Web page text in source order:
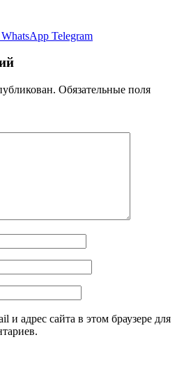
WhatsApp Telegram
Обязательные поля
и адрес сайта в этом браузере для